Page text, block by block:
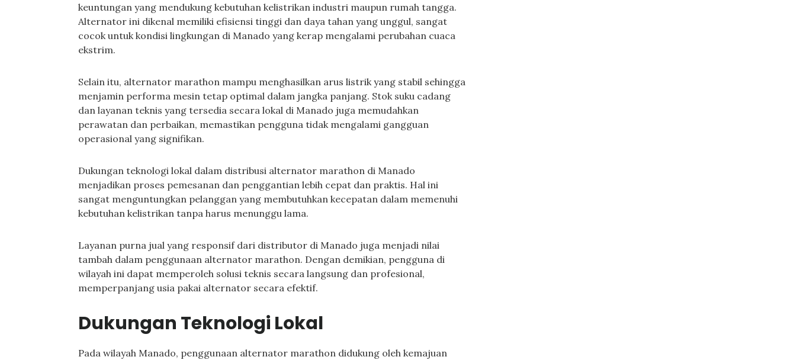
keuntungan yang mendukung kebutuhan kelistrikan industri maupun rumah tangga.
Alternator ini dikenal memiliki efisiensi tinggi dan daya tahan yang unggul, sangat
cocok untuk kondisi lingkungan di Manado yang kerap mengalami perubahan cuaca
ekstrim.
Selain itu, alternator marathon mampu menghasilkan arus listrik yang stabil sehingga
menjamin performa mesin tetap optimal dalam jangka panjang. Stok suku cadang
dan layanan teknis yang tersedia secara lokal di Manado juga memudahkan
perawatan dan perbaikan, memastikan pengguna tidak mengalami gangguan
operasional yang signifikan.
Dukungan teknologi lokal dalam distribusi alternator marathon di Manado
menjadikan proses pemesanan dan penggantian lebih cepat dan praktis. Hal ini
sangat menguntungkan pelanggan yang membutuhkan kecepatan dalam memenuhi
kebutuhan kelistrikan tanpa harus menunggu lama.
Layanan purna jual yang responsif dari distributor di Manado juga menjadi nilai
tambah dalam penggunaan alternator marathon. Dengan demikian, pengguna di
wilayah ini dapat memperoleh solusi teknis secara langsung dan profesional,
memperpanjang usia pakai alternator secara efektif.
Dukungan Teknologi Lokal
Pada wilayah Manado, penggunaan alternator marathon didukung oleh kemajuan